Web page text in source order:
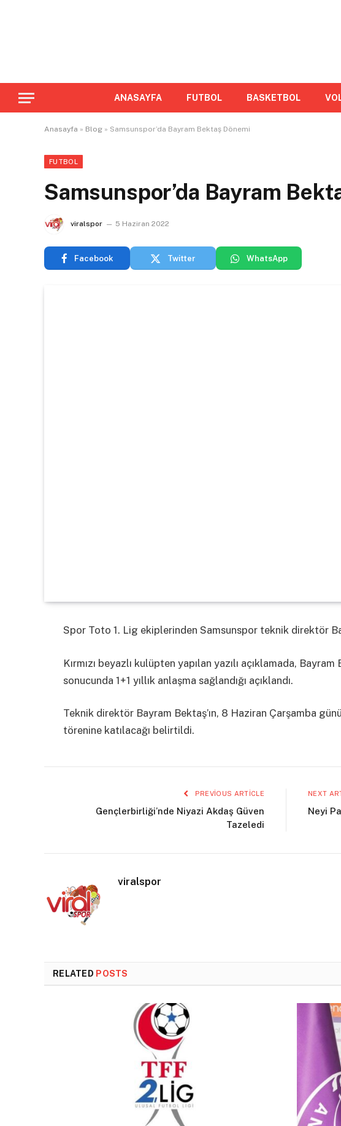
ANASAYFA FUTBOL BASKETBOL
Anasayfa » Blog » Samsunspor’da Bayram Bektaş Dönemi
FUTBOL
Samsunspor’da Bayram
viralspor 5 Haziran 2022
Facebook Twitter WhatsApp
Spor Toto 1. Lig ekiplerinden Samsunspor teknik direktör
Kırmızı beyazlı kulüpten yapılan yazılı açıklamada,
sonucunda 1+1 yıllık anlaşma sağlandığı açıklandı.
Teknik direktör Bayram Bektaş’ın, 8 Haziran Çarşamba
törenine katılacağı belirtildi.
PREVIOUS ARTICLE
Gençlerbirliği’nde Niyazi Akdaş Güven
Tazeledi
NEXT
Neyi
viralspor
RELATED POSTS